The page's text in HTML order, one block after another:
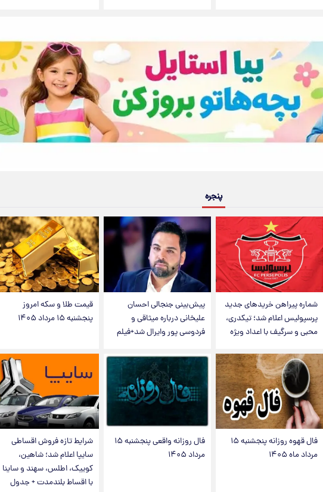
پنجره
شماره پیراهن خریدهای جدید
پرسپولیس اعلام شد؛ تیکدری،
محبی و سرگیف با اعداد ویژه
پیش‌بینی جنجالی احسان
علیخانی درباره میثاقی و
فردوسی پور وایرال شد+فیلم
قیمت طلا و سکه امروز
پنجشنبه ۱۵ مرداد ۱۴۰۵
فال قهوه روزانه پنجشنبه ۱۵
مرداد ماه ۱۴۰۵
فال روزانه واقعی پنجشنبه ۱۵
مرداد ۱۴۰۵
شرایط تازه فروش اقساطی
سایپا اعلام شد؛ شاهین،
کوییک، اطلس، سهند و ساینا
با اقساط بلندمدت + جدول